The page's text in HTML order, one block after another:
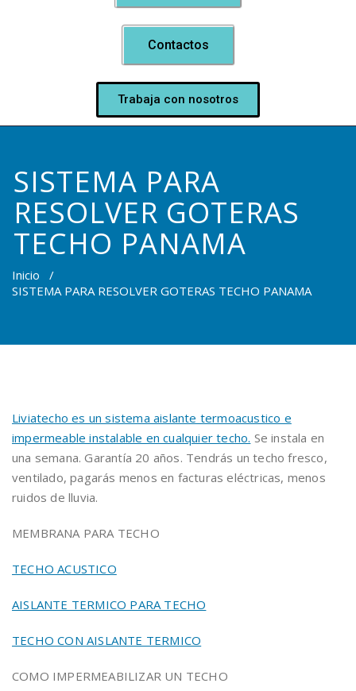
Contactos
Trabaja con nosotros
SISTEMA PARA
RESOLVER GOTERAS
TECHO PANAMA
Inicio /
SISTEMA PARA RESOLVER GOTERAS TECHO PANAMA
Liviatecho es un sistema aislante termoacustico e
impermeable instalable en cualquier techo. Se instala en
una semana. Garantía 20 años. Tendrás un techo fresco,
ventilado, pagarás menos en facturas eléctricas, menos
ruidos de lluvia.
MEMBRANA PARA TECHO
TECHO ACUSTICO
AISLANTE TERMICO PARA TECHO
TECHO CON AISLANTE TERMICO
COMO IMPERMEABILIZAR UN TECHO